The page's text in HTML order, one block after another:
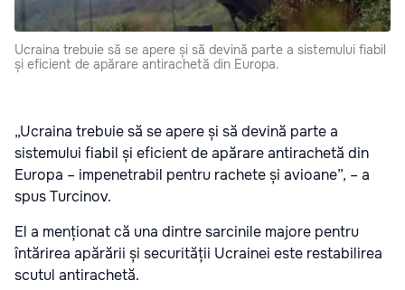
Ucraina trebuie să se apere și să devină parte a sistemului fiabil
și eficient de apărare antirachetă din Europa.
„Ucraina trebuie să se apere și să devină parte a
sistemului fiabil și eficient de apărare antirachetă din
Europa – impenetrabil pentru rachete și avioane”, – a
spus Turcinov.
El a menționat că una dintre sarcinile majore pentru
întărirea apărării și securității Ucrainei este restabilirea
scutul antirachetă.